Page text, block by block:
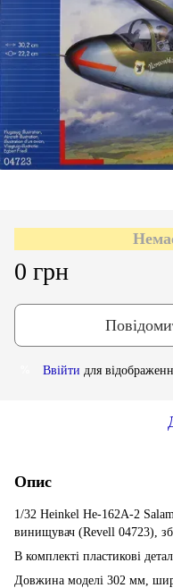
0 грн
Ввійти для
Опис
1/32 Heinkel He-162A-2
винищувач (Revell 04723),
В комплекті пластикові
Довжина моделі 302 мм,